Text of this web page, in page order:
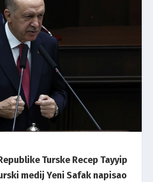
Turske Recep Tayyip
medij Yeni Safak napisao